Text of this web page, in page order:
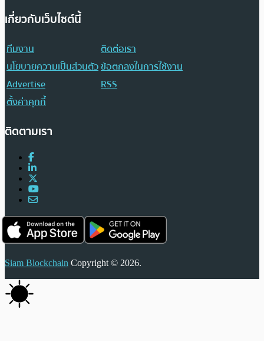
เกี่ยวกับเว็บไซต์นี้
ทีมงาน
ติดต่อเรา
นโยบายความเป็นส่วนตัวข้อตกลงในการใช้งาน
Advertise
RSS
ตั้งค่าคุกกี้
ติดตามเรา
Siam Blockchain Copyright © 2026.